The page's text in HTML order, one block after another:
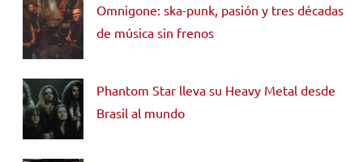
Omnigone: ska-punk, pasión y tres décadas
de música sin frenos
Phantom Star lleva su Heavy Metal desde
Brasil al mundo